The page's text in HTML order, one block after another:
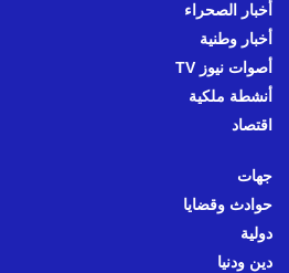
أخبار الصحراء
أخبار وطنية
أصوات نيوز TV
أنشطة ملكية
اقتصاد
جهات
حوادث وقضايا
دولية
دين ودنيا